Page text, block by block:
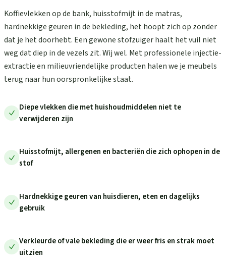
Koffievlekken op de bank, huisstofmijt in de matras,
hardnekkige geuren in de bekleding, het hoopt zich op zonder
dat je het doorhebt. Een gewone stofzuiger haalt het vuil niet
weg dat diep in de vezels zit. Wij wel. Met professionele injectie-
extractie en milieuvriendelijke producten halen we je meubels
terug naar hun oorspronkelijke staat.
Diepe vlekken die met huishoudmiddelen niet te
verwijderen zijn
Huisstofmijt, allergenen en bacteriën die zich ophopen in de
stof
Hardnekkige geuren van huisdieren, eten en dagelijks
gebruik
Verkleurde of vale bekleding die er weer fris en strak moet
uitzien